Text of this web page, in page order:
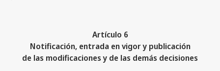
Artículo 6
Notificación, entrada en vigor y publicación
de las modificaciones y de las demás decisiones